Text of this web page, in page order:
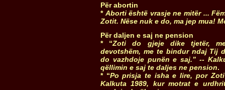
Për abortin
* Aborti është vrasje ne mitër ...
Zotit. Nëse nuk e do, ma jep mua!
Për daljen e saj ne pension
* “Zoti do gjeje dike tjetër,
devotshëm, me te bindur ndaj Tij
do vazhdoje punën e saj.” --
qëllimin e saj te daljes ne pension.
* “Po prisja te isha e lire, por
Kalkuta 1989, kur motrat e